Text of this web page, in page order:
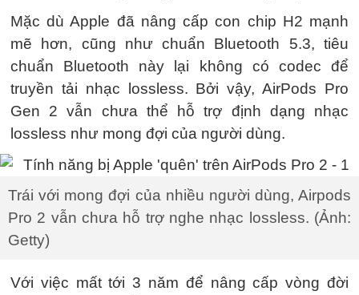
Mặc dù Apple đã nâng cấp con chip H2 mạnh
mẽ hơn, cũng như chuẩn Bluetooth 5.3, tiêu
chuẩn Bluetooth này lại không có codec để
truyền tải nhạc lossless. Bởi vậy, AirPods Pro
Gen 2 vẫn chưa thể hỗ trợ định dạng nhạc
lossless như mong đợi của người dùng.
Trái với mong đợi của nhiều người dùng, Airpods
Pro 2 vẫn chưa hỗ trợ nghe nhạc lossless. (Ảnh:
Getty)
Với việc mất tới 3 năm để nâng cấp vòng đời